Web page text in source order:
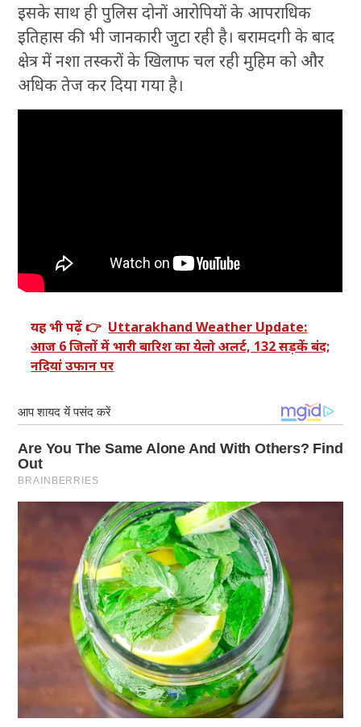
इसके साथ ही पुलिस दोनों आरोपियों के आपराधिक
इतिहास की भी जानकारी जुटा रही है। बरामदगी के बाद
क्षेत्र में नशा तस्करों के खिलाफ चल रही मुहिम को और
अधिक तेज कर दिया गया है।
यह भी पढ़ें 👉 Uttarakhand Weather Update:
आज 6 जिलों में भारी बारिश का येलो अलर्ट, 132 सड़कें बंद;
नदियां उफान पर